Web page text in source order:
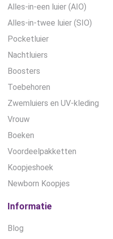
Alles-in-een luier (AIO)
Alles-in-twee luier (SIO)
Pocketluier
Nachtluiers
Boosters
Toebehoren
Zwemluiers en UV-kleding
Vrouw
Boeken
Voordeelpakketten
Koopjeshoek
Newborn Koopjes
Informatie
Blog